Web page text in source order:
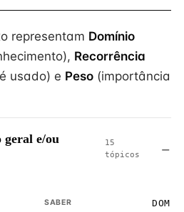
representam Domínio
Recorrência
usado) e Peso (importância
geral e/ou
15
tópicos
SABER